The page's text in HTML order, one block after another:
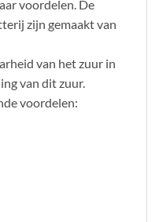
voordelen. De
zijn gemaakt van
van het zuur in
van dit zuur.
voordelen: